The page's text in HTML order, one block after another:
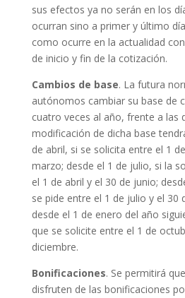
sus efectos ya no serán en los
ocurran sino a primer y último
como ocurre en la actualidad
de inicio y fin de la cotización.
Cambios de base. La futura
autónomos cambiar su base de
cuatro veces al año, frente a las
modificación de dicha base
de abril, si se solicita entre el 1
marzo; desde el 1 de julio, si la
el 1 de abril y el 30 de junio;
se pide entre el 1 de julio y el 30
desde el 1 de enero del año
que se solicite entre el 1 de
diciembre.
Bonificaciones. Se permitirá
disfruten de las bonificaciones